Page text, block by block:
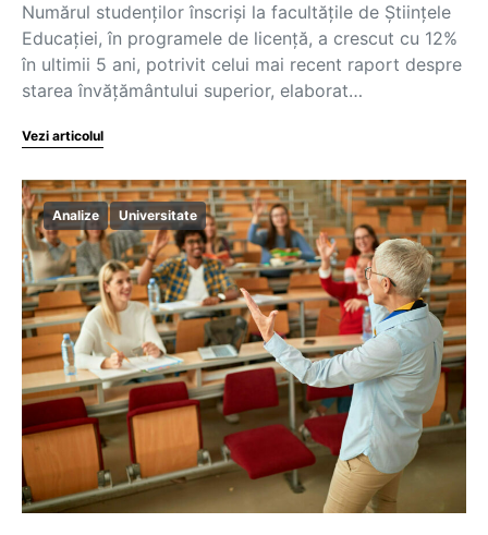
Numărul studenților înscriși la facultățile de Științele
Educației, în programele de licență, a crescut cu 12%
în ultimii 5 ani, potrivit celui mai recent raport despre
starea învățământului superior, elaborat…
Vezi articolul
Analize Universitate